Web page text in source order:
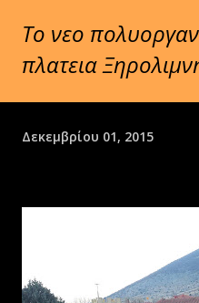
Το νεο
πλατεια
Δεκεμβρίου 01, 2015